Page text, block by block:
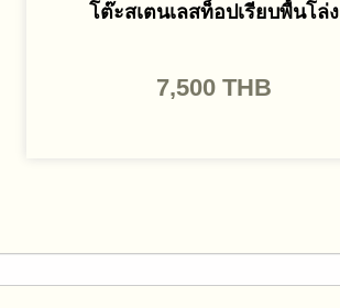
โต๊ะสเตนเลสท็อปเรียบพื้นโล่ง
7,500 THB